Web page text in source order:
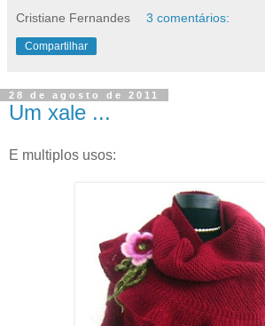
Cristiane Fernandes 3 comentários:
Compartilhar
28 de agosto de 2011
Um xale ...
E multiplos usos: